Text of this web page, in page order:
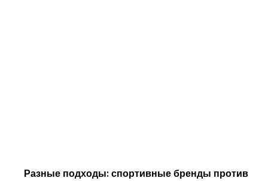
Разные подходы: спортивные бренды против